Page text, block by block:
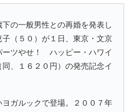
の一般男性との再婚を発表し
子 （５０）が１日、東京・文京
ーツやせ！ ハッピー・ハワイ
、１６２０円）の発売記念イ
ガルックで登場。２００７年